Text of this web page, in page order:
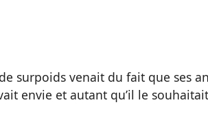
surpoids venait du fait que ses
envie et autant qu’il le